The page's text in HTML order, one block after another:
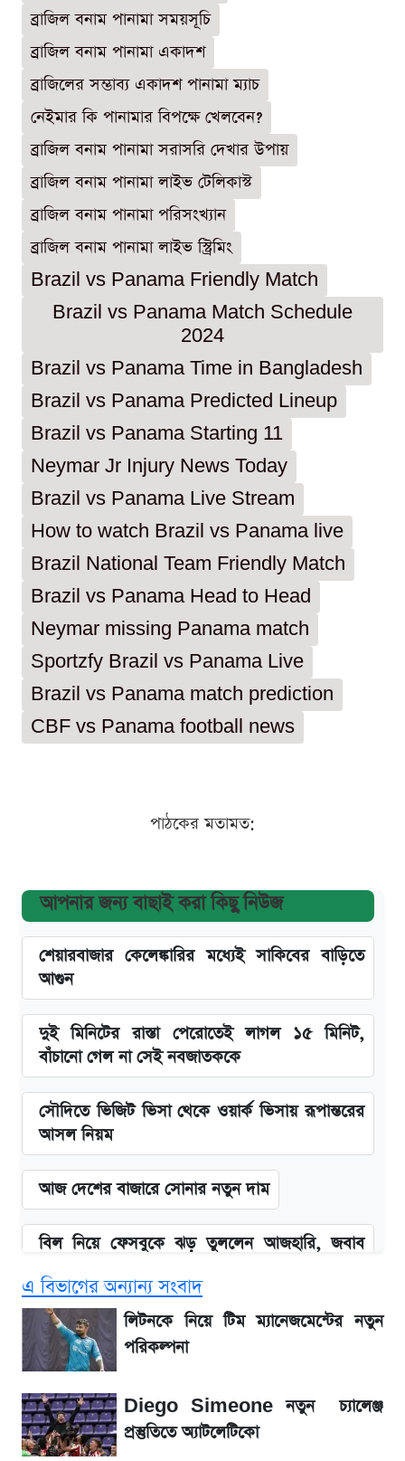
ব্রাজিল বনাম পানামা সময়সূচি
ব্রাজিল বনাম পানামা একাদশ
ব্রাজিলের সম্ভাব্য একাদশ পানামা ম্যাচ
নেইমার কি পানামার বিপক্ষে খেলবেন?
ব্রাজিল বনাম পানামা সরাসরি দেখার উপায়
ব্রাজিল বনাম পানামা লাইভ টেলিকাস্ট
ব্রাজিল বনাম পানামা পরিসংখ্যান
ব্রাজিল বনাম পানামা লাইভ স্ট্রিমিং
Brazil vs Panama Friendly Match
Brazil vs Panama Match Schedule
2024
Brazil vs Panama Time in Bangladesh
Brazil vs Panama Predicted Lineup
Brazil vs Panama Starting 11
Neymar Jr Injury News Today
Brazil vs Panama Live Stream
How to watch Brazil vs Panama live
Brazil National Team Friendly Match
Brazil vs Panama Head to Head
Neymar missing Panama match
Sportzfy Brazil vs Panama Live
Brazil vs Panama match prediction
CBF vs Panama football news
পাঠকের মতামত:
আপনার জন্য বাছাই করা কিছু নিউজ
শেয়ারবাজার কেলেঙ্কারির মধ্যেই সাকিবের বাড়িতে
আগুন
দুই মিনিটের রাস্তা পেরোতেই লাগল ১৫ মিনিট,
বাঁচানো গেল না সেই নবজাতককে
সৌদিতে ভিজিট ভিসা থেকে ওয়ার্ক ভিসায় রূপান্তরের
আসল নিয়ম
আজ দেশের বাজারে সোনার নতুন দাম
বিল নিয়ে ফেসবুকে ঝড় তুললেন আজহারি, জবাব
লিটনকে নিয়ে টিম ম্যানেজমেন্টের নতুন পরিকল্পনা
আগামী ৪ দিনের আবহাওয়া নিয়ে বড় সতর্কবার্তা
৮ ব্র্যান্ডের ত্বক ফর্সাকারী ক্রিমে ভয়াবহ মাত্রার মার্কারি
এ বিভাগের অন্যান্য সংবাদ
লিটনকে নিয়ে টিম ম্যানেজমেন্টের নতুন
পরিকল্পনা
Diego Simeone নতুন চ্যালেঞ্জ
প্রস্তুতিতে অ্যাটলেটিকো